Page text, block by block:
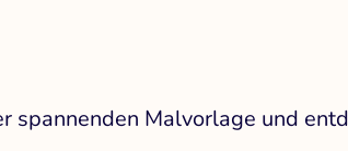
spannenden Malvorlage und